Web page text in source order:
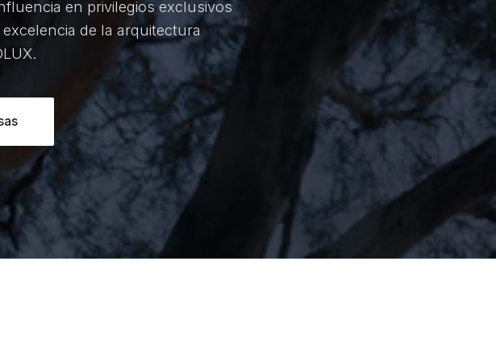
en privilegios exclusivos
de la arquitectura